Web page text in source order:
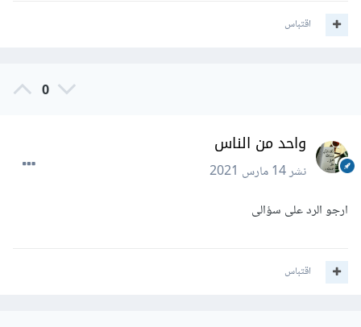
اقتباس
0
واحد من الناس
نشر14 مارس 2021
ارجو الرد على سؤالى
اقتباس